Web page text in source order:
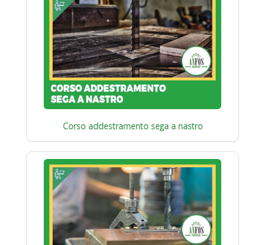
Corso addestramento sega a nastro